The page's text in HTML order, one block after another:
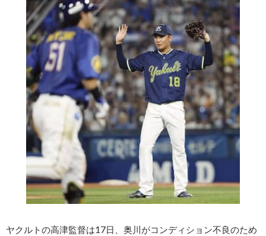
ヤクルトの高津監督は17日、奥川がコンディション不良のため